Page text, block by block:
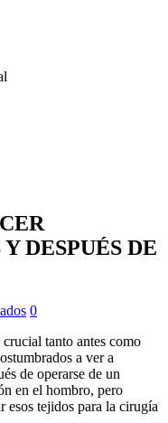
DESPUÉS DE
0
tanto antes como
a ver a
de operarse de un
en el hombro, pero
esos tejidos para la cirugía